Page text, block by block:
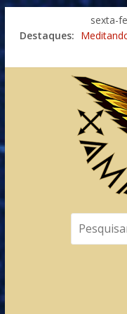
sexta-
Destaques:
Totens –